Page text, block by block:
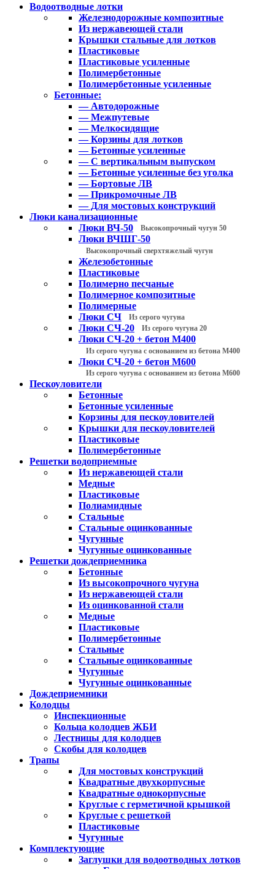
Водоотводные лотки
Железнодорожные композитные
Из нержавеющей стали
Крышки стальные для лотков
Пластиковые
Пластиковые усиленные
Полимербетонные
Полимербетонные усиленные
Бетонные:
— Автодорожные
— Межпутевые
— Мелкосидящие
— Корзины для лотков
— Бетонные усиленные
— С вертикальным выпуском
— Бетонные усиленные без уголка
— Бортовые ЛВ
— Прикромочные ЛВ
— Для мостовых конструкций
Люки канализационные
Люки ВЧ-50
Высокопрочный чугун 50
Люки ВЧШГ-50
Высокопрочный сверхтяжелый чугун
Железобетонные
Пластиковые
Полимерно песчаные
Полимерное композитные
Полимерные
Люки СЧ
Из серого чугуна
Люки СЧ-20 Из серого чугуна 20
Люки СЧ-20 + бетон М400
Из серого чугуна с основанием из бетона М400
Люки СЧ-20 + бетон М600
Из серого чугуна с основанием из бетона М600
Пескоуловители
Бетонные
Бетонные усиленные
Корзины для пескоуловителей
Крышки для пескоуловителей
Пластиковые
Полимербетонные
Решетки водоприемные
Из нержавеющей стали
Медные
Пластиковые
Полиамидные
Стальные
Стальные оцинкованные
Чугунные
Чугунные оцинкованные
Решетки дождеприемника
Бетонные
Из высокопрочного чугуна
Из нержавеющей стали
Из оцинкованной стали
Медные
Пластиковые
Полимербетонные
Стальные
Стальные оцинкованные
Чугунные
Чугунные оцинкованные
Дождеприемники
Колодцы
Инспекционные
Кольца колодцев ЖБИ
Лестницы для колодцев
Скобы для колодцев
Трапы
Для мостовых конструкций
Квадратные двухкорпусные
Квадратные однокорпусные
Круглые с герметичной крышкой
Круглые с решеткой
Пластиковые
Чугунные
Комплектующие
Заглушки для водоотводных лотков